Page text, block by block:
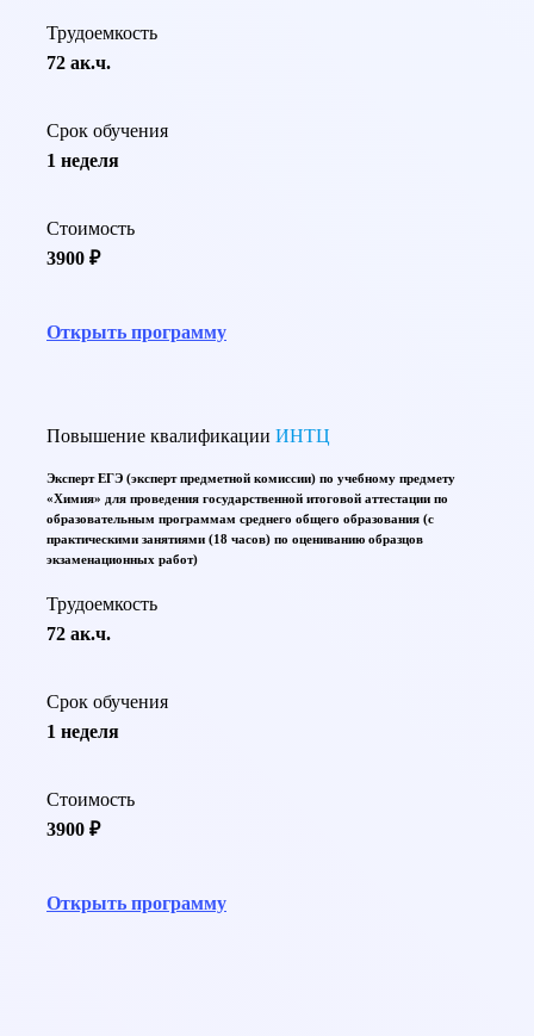
Трудоемкость
72 ак.ч.
Срок обучения
1 неделя
Стоимость
3900 ₽
Открыть программу
Повышение квалификации ИНТЦ
Эксперт ЕГЭ (эксперт предметной комиссии) по учебному предмету
«Химия» для проведения государственной итоговой аттестации по
образовательным программам среднего общего образования (с
практическими занятиями (18 часов) по оцениванию образцов
экзаменационных работ)
Трудоемкость
72 ак.ч.
Срок обучения
1 неделя
Стоимость
3900 ₽
Открыть программу